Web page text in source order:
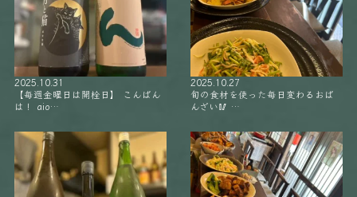
2025.10.31
【毎週金曜日は開栓日】 こんばん
は！ aio…
2025.10.27
旬の食材を使った毎日変わるおば
んざい🥢 …